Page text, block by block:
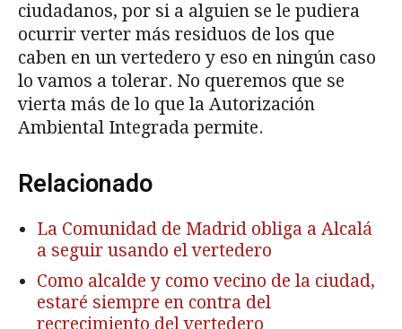
ciudadanos, por si a alguien se le pudiera
ocurrir verter más residuos de los que
caben en un vertedero y eso en ningún caso
lo vamos a tolerar. No queremos que se
vierta más de lo que la Autorización
Ambiental Integrada permite.
Relacionado
La Comunidad de Madrid obliga a Alcalá
a seguir usando el vertedero
Como alcalde y como vecino de la ciudad,
estaré siempre en contra del
recrecimiento del vertedero